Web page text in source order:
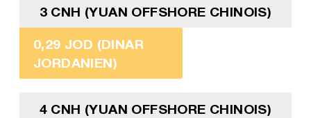
3 CNH (YUAN OFFSHORE CHINOIS)
0,29 JOD (DINAR
JORDANIEN)
4 CNH (YUAN OFFSHORE CHINOIS)